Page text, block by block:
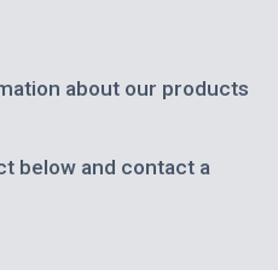
about our products
below and contact a